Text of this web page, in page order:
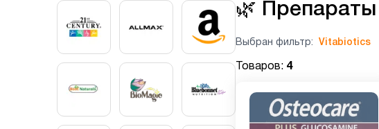
🌿
Выбран фильтр: Vitabiotics
Товаров: 4